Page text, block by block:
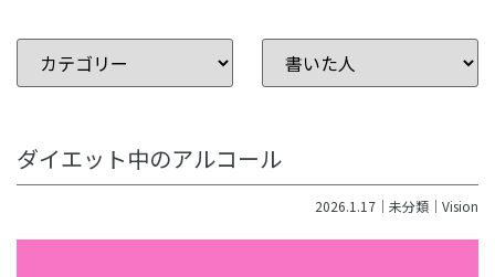
ダイエット中のアルコール
2026.1.17｜ 未分類 ｜ Vision